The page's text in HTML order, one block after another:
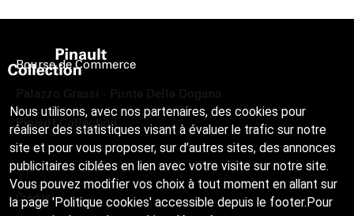
Bourse de Commerce
Palazzo Grassi - Punta Della Dogana
Pinault Collection
Crédits
Nous utilisons, avec nos partenaires, des cookies pour
réaliser des statistiques visant à évaluer le trafic sur notre
site et pour vous proposer, sur d’autres sites, des annonces
publicitaires ciblées en lien avec votre visite sur notre site.
Vous pouvez modifier vos choix à tout moment en allant sur
la page 'Politique cookies' accessible depuis le footer.Pour